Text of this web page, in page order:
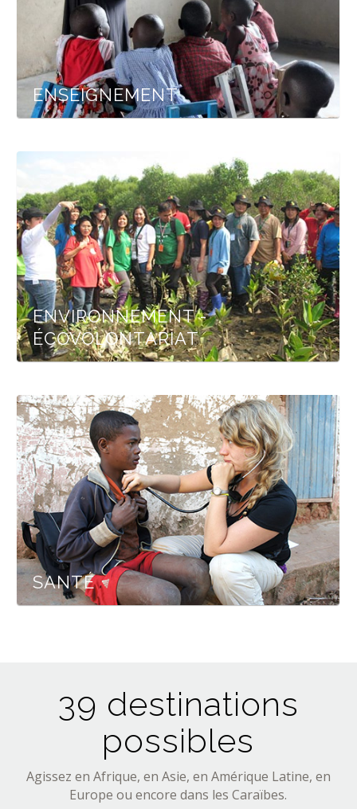
ENSEIGNEMENT
ENVIRONNEMENT -
ÉCOVOLONTARIAT
SANTÉ
39 destinations
possibles
Agissez en Afrique, en Asie, en Amérique Latine, en
Europe ou encore dans les Caraïbes.